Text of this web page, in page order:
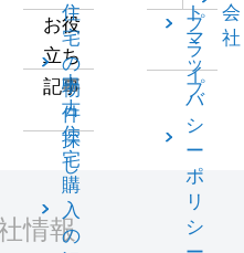
住
宅
の
物
件
探
し
お役
立ち
記事
中
古
住
宅
購
入
の
ト
マ
ッ
プ
会
社
プ
ラ
イ
バ
シ
ー
ポ
リ
シ
情報